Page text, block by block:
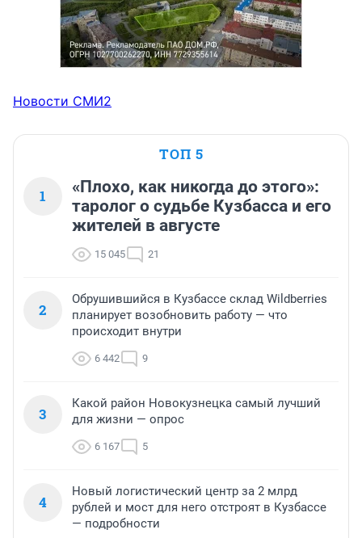
Новости СМИ2
ТОП 5
1
«Плохо, как никогда до этого»:
таролог о судьбе Кузбасса и его
жителей в августе
15 045 21
2
Обрушившийся в Кузбассе склад Wildberries
планирует возобновить работу — что
происходит внутри
6 442 9
3
Какой район Новокузнецка самый лучший
для жизни — опрос
6 167 5
4
Новый логистический центр за 2 млрд
рублей и мост для него отстроят в Кузбассе
— подробности